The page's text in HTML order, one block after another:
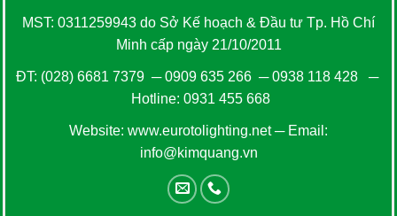
MST: 0311259943 do Sở Kế hoạch & Đầu tư Tp. Hồ Chí
Minh cấp ngày 21/10/2011
ĐT: (028) 6681 7379 ─0909 635 266─0938 118 428─
Hotline: 0931 455 668
Website: www.eurotolighting.net─ Email:
info@kimquang.vn